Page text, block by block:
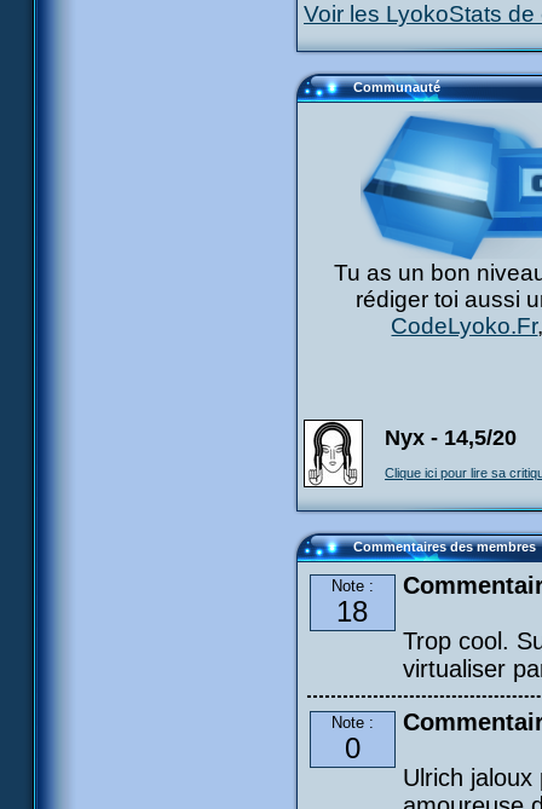
Voir les LyokoStats
Communauté
Tu as un bon
rédiger toi aussi
CodeLyoko.Fr
Nyx - 14,5/20
Clique ici pour lire sa
Commentaires des membres
Note :
18
Trop cool.
virtualiser
Note :
0
Ulrich